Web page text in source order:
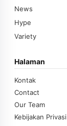
News
Hype
Variety
Halaman
Kontak
Contact
Our Team
Kebijakan Privasi